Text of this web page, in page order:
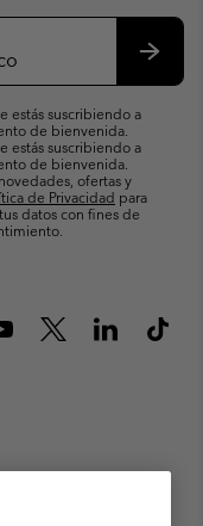
estás suscribiendo a
de bienvenida.
estás suscribiendo a
de bienvenida.
ofertas y
de Privacidad para
datos con fines de